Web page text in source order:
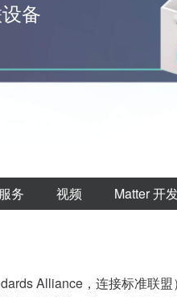
备
务 视频 Matter 开
Alliance，连接标准联